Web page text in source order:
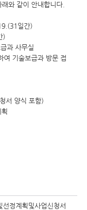
와 같이 안내합니다.
일간)
)
과 사무실
기술보급과 방문 접
서 양식 포함)
정계획및사업신청서